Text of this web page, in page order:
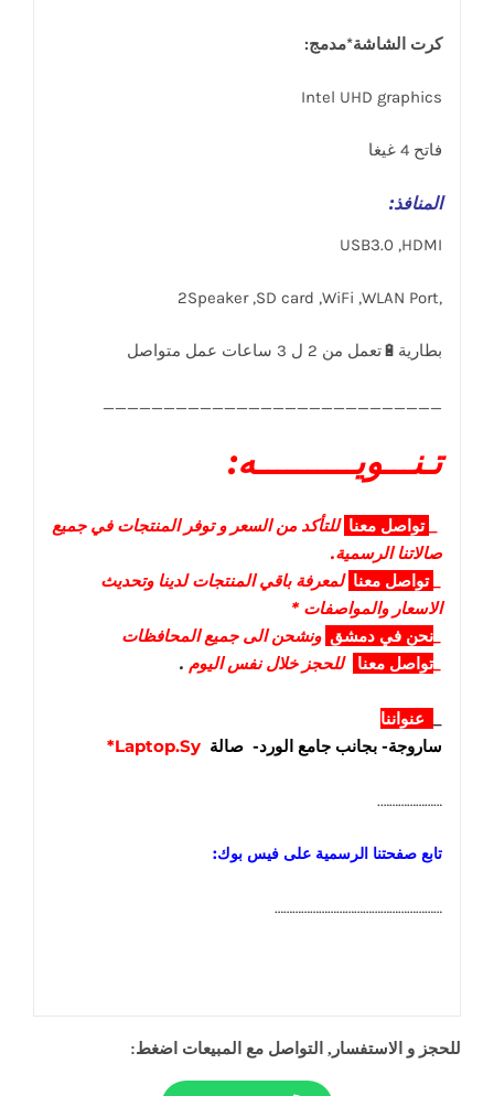
كرت الشاشة*مدمج:
Intel UHD graphics
فاتح 4 غيغا
المنافذ:
USB3.0 ,HDMI
,2Speaker ,SD card ,WiFi ,WLAN Port
____________________________
تـنـــويــــــــــه:
تواصل معنا للتأكد من السعر و توفر المنتجات في جميع
صالاتنا الرسمية.
تواصل معنا لمعرفة باقي المنتجات لدينا وتحديث
الاسعار والمواصفات *
نحن في دمشق ونشحن الى جميع المحافظات
تواصل معنا للحجز خلال نفس اليوم .
عنواننا
ساروجة- بجانب جامع الورد- صالة
………………….
تابع صفحتنا الرسمية على فيس بوك:
…………………………………………………
للحجز و الاستفسار, التواصل مع المبيعات اضغط: